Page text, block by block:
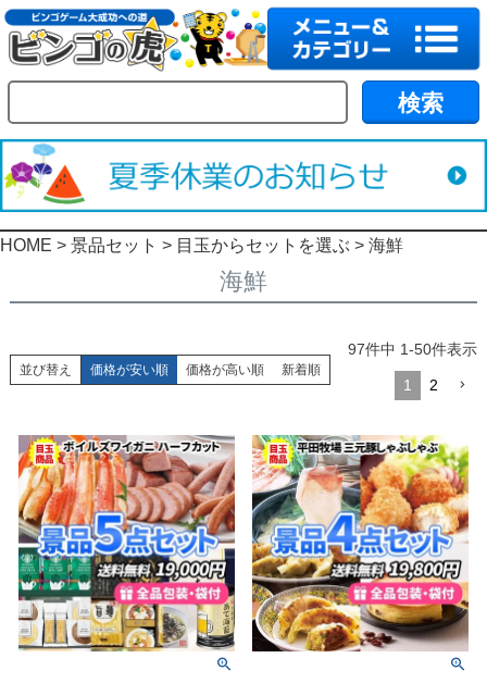
HOME 景品セット 目玉からセットを選ぶ 海鮮
海鮮
並び替え 価格が安い順 価格が高い順 新着順
97件中 1-50件表示
1 2